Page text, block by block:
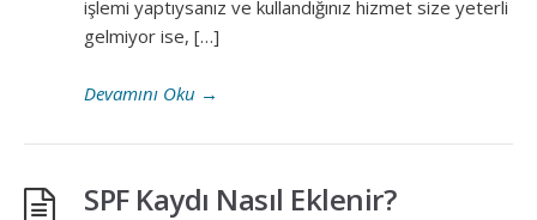
işlemi yaptıysanız ve kullandığınız hizmet size yeterli
gelmiyor ise, […]
Devamını Oku →
SPF Kaydı Nasıl Eklenir?